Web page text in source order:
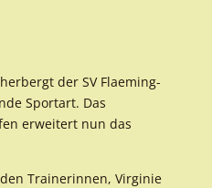
der SV Flaeming-
Sportart. Das
erweitert nun das
Trainerinnen, Virginie